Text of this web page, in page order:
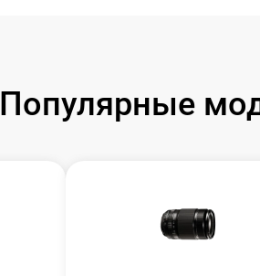
Популярные